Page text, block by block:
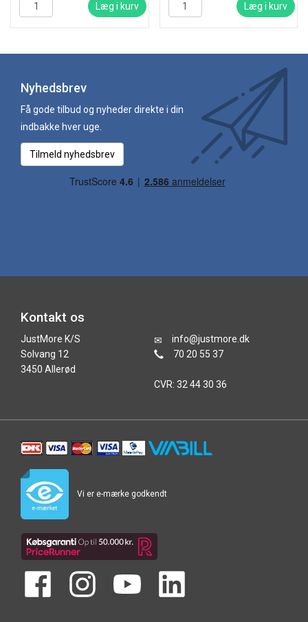
Læg i kurv Læg i kurv
Nyhedsbrev
Få gode tilbud og nyheder direkte i din
indbakke hver uge.
Tilmeld nyhedsbrev
Kontakt os
JustMore K/S
Solvang 12
3450 Allerød
info@justmore.dk
70 20 55 37
CVR: 32 44 30 36
Vi er e-mærke godkendt